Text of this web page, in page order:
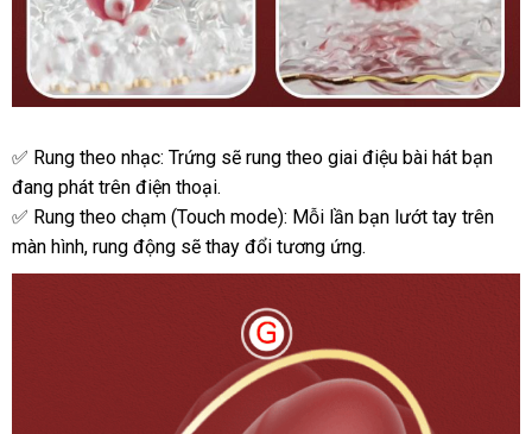
thông
minh
qua
app
rung
Viotec
Violet
Pro
điều
✅ Rung theo nhạc: Trứng chợ
sẽ rung theo giai điệu bài hát bạn
đang phát trên điện thoại.
✅ Rung theo chạm (Touch mode): Mỗi lần bạn lướt tay trên
màn hìnhhướng
dẫn
, rung động ở
đâu
sẽ thay đổi tương ứng.